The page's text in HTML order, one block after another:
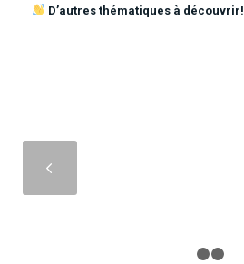
D’autres thématiques à découvrir!